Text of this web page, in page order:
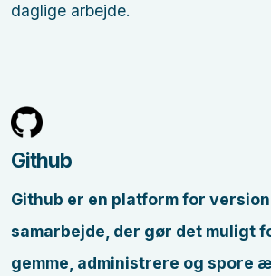
daglige arbejde.
Github
Github er en platform for
samarbejde, der gør det muligt
gemme, administrere og spore